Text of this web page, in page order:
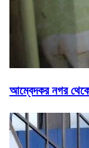
আম্বেদকর নগর থেকে